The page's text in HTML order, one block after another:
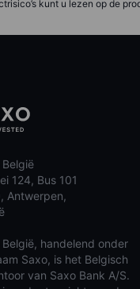
kunt u lezen op de
België
124, Bus 101
Antwerpen,
België, handelend onder
Saxo, is het Belgisch
van Saxo Bank A/S.